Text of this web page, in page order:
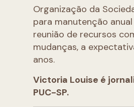
Organização da
para manutenção
reunião de recursos
mudanças, a
anos.
Victoria Louise é
PUC-SP.